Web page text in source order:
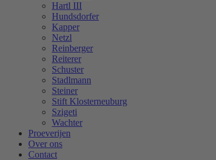
Hartl III
Hundsdorfer
Kapper
Netzl
Reinberger
Reiterer
Schuster
Stadlmann
Steiner
Stift Klosterneuburg
Szigeti
Wachter
Proeverijen
Over ons
Contact